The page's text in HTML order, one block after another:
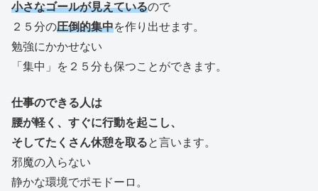
小さなゴールが見えているので
２５分の圧倒的集中を作り出せます。
勉強にかかせない
「集中」を２５分も保つことができます。
仕事のできる人は
腰が軽く、すぐに行動を起こし、
そしてたくさん休憩を取ると言います。
邪魔の入らない
静かな環境でポモドーロ。